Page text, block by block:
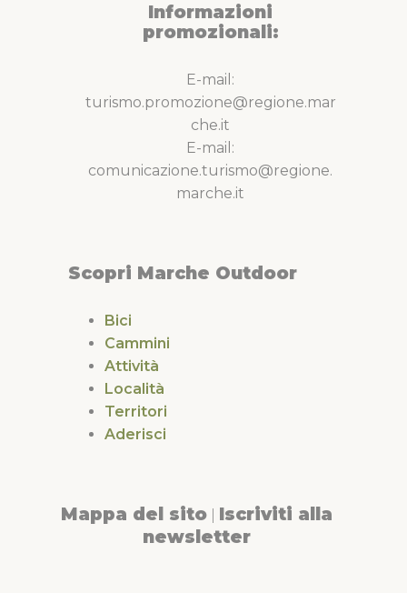
Informazioni
promozionali:
E-mail:
turismo.promozione@regione.mar
che.it
E-mail:
comunicazione.turismo@regione.
marche.it
Scopri Marche Outdoor
Bici
Cammini
Attività
Località
Territori
Aderisci
Mappa del sito Iscriviti alla
newsletter